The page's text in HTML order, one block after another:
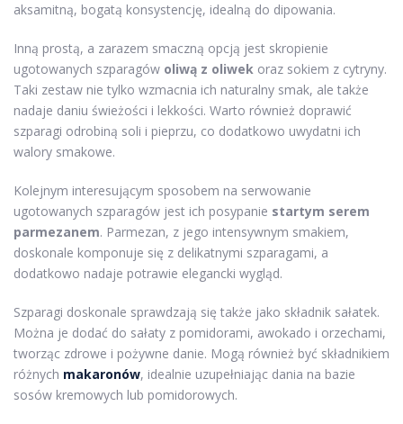
aksamitną, bogatą konsystencję, idealną do dipowania.
Inną prostą, a zarazem smaczną opcją jest skropienie
ugotowanych szparagów oliwą z oliwek oraz sokiem z cytryny.
Taki zestaw nie tylko wzmacnia ich naturalny smak, ale także
nadaje daniu świeżości i lekkości. Warto również doprawić
szparagi odrobiną soli i pieprzu, co dodatkowo uwydatni ich
walory smakowe.
Kolejnym interesującym sposobem na serwowanie
ugotowanych szparagów jest ich posypanie startym serem
parmezanem. Parmezan, z jego intensywnym smakiem,
doskonale komponuje się z delikatnymi szparagami, a
dodatkowo nadaje potrawie elegancki wygląd.
Szparagi doskonale sprawdzają się także jako składnik sałatek.
Można je dodać do sałaty z pomidorami, awokado i orzechami,
tworząc zdrowe i pożywne danie. Mogą również być składnikiem
różnych makaronów, idealnie uzupełniając dania na bazie
sosów kremowych lub pomidorowych.